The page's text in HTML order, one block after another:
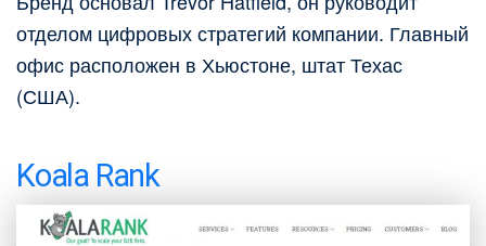
отделом цифровых стратегий компании. Главный
офис расположен в Хьюстоне, штат Техас
(США).
Koala Rank